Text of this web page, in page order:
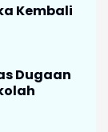
Kembali
Dugaan